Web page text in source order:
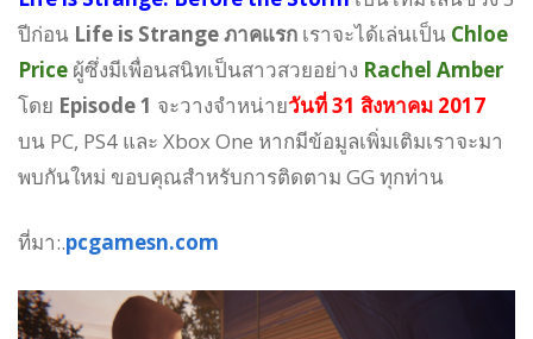
ปีก่อน Life is Strange ภาคแรก เราจะได้เล่นเป็น Chloe
Price ผู้ซึ่งมีเพื่อนสนิทเป็นสาวสวยอย่าง Rachel Amber
โดย Episode 1 จะวางจำหน่ายวันที่ 31 สิงหาคม 2017
บน PC, PS4 และ Xbox One หากมีข้อมูลเพิ่มเติมเราจะมา
พบกันใหม่ ขอบคุณสำหรับการติดตาม GG ทุกท่าน
ที่มา:.pcgamesn.com